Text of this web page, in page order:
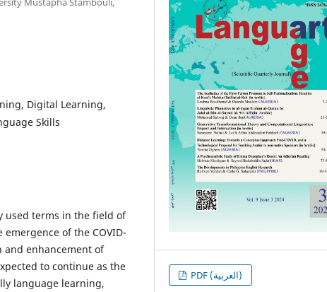
Digital Learning,
Skills
used terms in the field of
of the COVID-
and enhancement of
to continue as the
language learning,
PDF (العربية)